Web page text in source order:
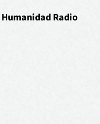
Humanidad Radio